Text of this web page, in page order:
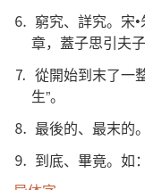
⒍ 窮究、詳究。宋•
章，蓋子思引夫
⒎ 從開始到末了一
生”。
⒏ 最後的、最末的。
⒐ 到底、畢竟。如：